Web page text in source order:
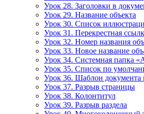
Урок 28. Заголовки в
Урок 29. Название объекта
Урок 30. Список
Урок 31. Перекрестная
Урок 32. Номер названия
Урок 33. Новое название
Урок 34. Системная папка
Урок 35. Список по
Урок 36. Шаблон
Урок 37. Разрыв страницы
Урок 38. Колонтитул
Урок 39. Разрыв раздела